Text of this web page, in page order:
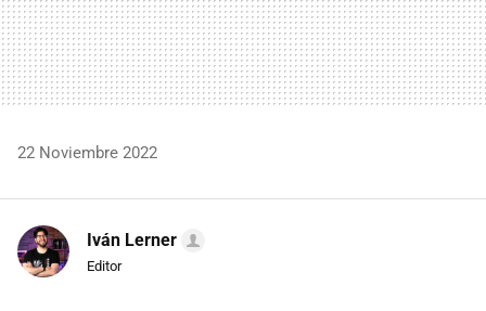
22 Noviembre 2022
Iván Lerner
Editor